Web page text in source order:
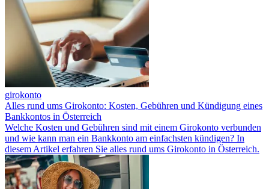
girokonto
Alles rund ums Girokonto: Kosten, Gebühren und Kündigung eines
Bankkontos in Österreich
Welche Kosten und Gebühren sind mit einem Girokonto verbunden
und wie kann man ein Bankkonto am einfachsten kündigen? In
diesem Artikel erfahren Sie alles rund ums Girokonto in Österreich.